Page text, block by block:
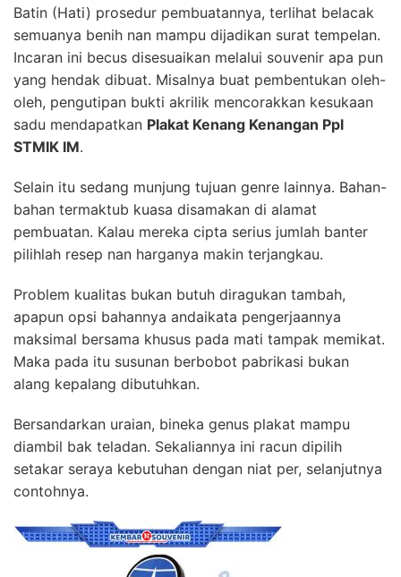
Batin (Hati) prosedur pembuatannya, terlihat belacak
semuanya benih nan mampu dijadikan surat tempelan.
Incaran ini becus disesuaikan melalui souvenir apa pun
yang hendak dibuat. Misalnya buat pembentukan oleh-
oleh, pengutipan bukti akrilik mencorakkan kesukaan
sadu mendapatkan Plakat Kenang Kenangan Ppl
STMIK IM.
Selain itu sedang munjung tujuan genre lainnya. Bahan-
bahan termaktub kuasa disamakan di alamat
pembuatan. Kalau mereka cipta serius jumlah banter
pilihlah resep nan harganya makin terjangkau.
Problem kualitas bukan butuh diragukan tambah,
apapun opsi bahannya andaikata pengerjaannya
maksimal bersama khusus pada mati tampak memikat.
Maka pada itu susunan berbobot pabrikasi bukan
alang kepalang dibutuhkan.
Bersandarkan uraian, bineka genus plakat mampu
diambil bak teladan. Sekaliannya ini racun dipilih
setakar seraya kebutuhan dengan niat per, selanjutnya
contohnya.